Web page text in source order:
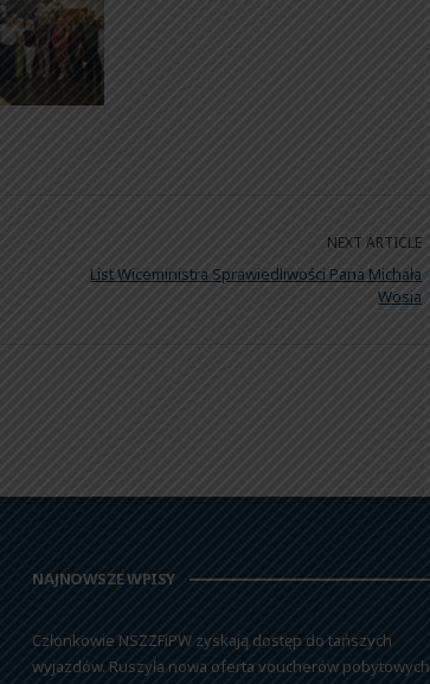
NEXT ARTICLE
List Wiceministra Sprawiedliwości Pana Michała
Wosia
NAJNOWSZE WPISY
Członkowie NSZZFiPW zyskają dostęp do tańszych
wyjazdów. Ruszyła nowa oferta voucherów pobytowych